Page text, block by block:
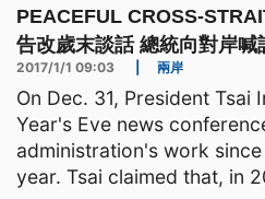
PEACEFUL CROSS-
告改歲末談話 總統向對岸喊
2017/1/1 09:03 兩岸
On Dec. 31, President Tsai
Year's Eve news
administration's work
year. Tsai claimed that, in